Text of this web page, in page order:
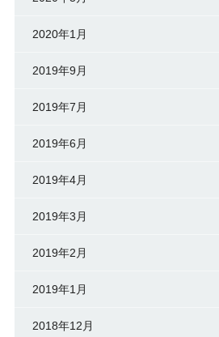
2020年1月
2019年9月
2019年7月
2019年6月
2019年4月
2019年3月
2019年2月
2019年1月
2018年12月